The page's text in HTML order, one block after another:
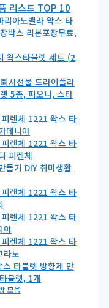
리스트 TOP 10
리아노벨라 왁스 타
박스 리본포장무료,
왁스타블렛 세트 (2
사선물 드라이플라
5종, 피오니, 스타
렌체 1221 왁스 타
데니아
렌체 1221 왁스 타
피렌체
들기 DIY 취미생활
렌체 1221 왁스 타
렌체 1221 왁스 타
아
렌체 1221 왁스 타
라노
타블렛 방향제 만
블렛, 1개
모음